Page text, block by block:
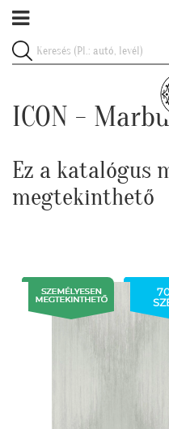
ICON -
Ez a katalógus
megtekinthető